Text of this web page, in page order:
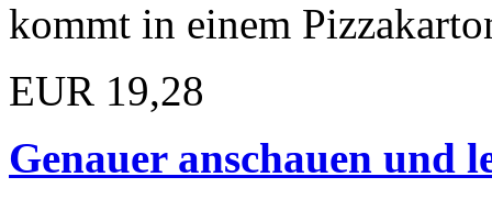
kommt in einem
EUR 19,28
Genauer anschauen und